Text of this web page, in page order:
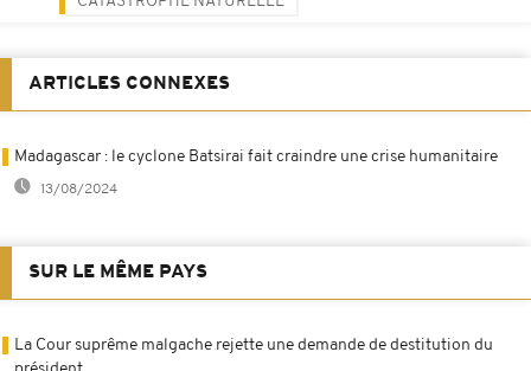
ARTICLES CONNEXES
Madagascar : le cyclone Batsirai fait craindre une crise humanitaire
13/08/2024
SUR LE MÊME PAYS
La Cour suprême malgache rejette une demande de destitution du